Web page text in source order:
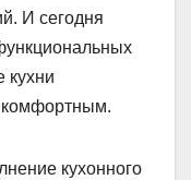
И сегодня
кухни
комфортным.